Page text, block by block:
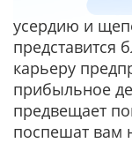
усердию и
представится
карьеру
прибыльное
предвещает
поспешат вам